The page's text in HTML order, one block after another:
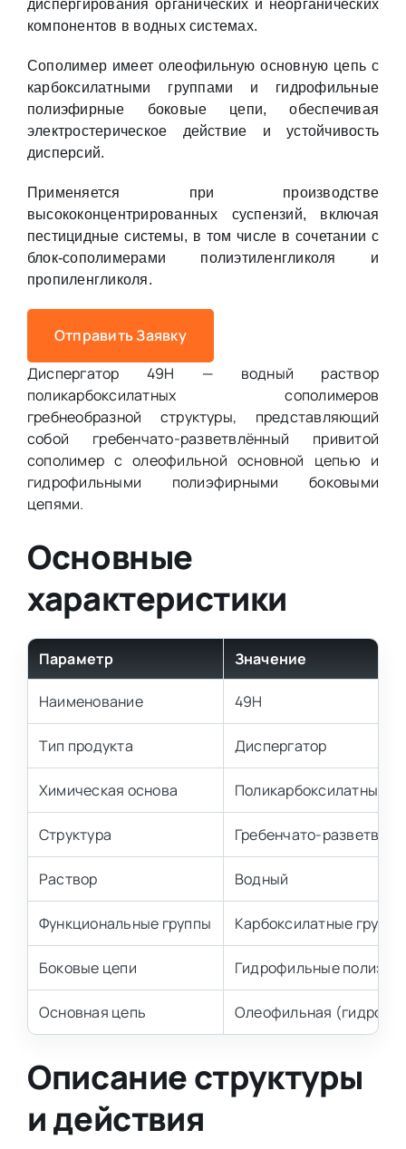
диспергирования органических и неорганических
компонентов в водных системах.
Сополимер имеет олеофильную основную цепь с
карбоксилатными группами и гидрофильные
полиэфирные боковые цепи, обеспечивая
электростерическое действие и устойчивость
дисперсий.
Применяется при производстве
высококонцентрированных суспензий, включая
пестицидные системы, в том числе в сочетании с
блок-сополимерами полиэтиленгликоля и
пропиленгликоля.
Отправить Заявку
Диспергатор 49Н — водный раствор
поликарбоксилатных сополимеров
гребнеобразной структуры, представляющий
собой гребенчато-разветвлённый привитой
сополимер с олеофильной основной цепью и
гидрофильными полиэфирными боковыми
цепями.
Основные
характеристики
Параметр Значение
Наименование 49Н
Тип продукта Диспергатор
Химическая основа Поликарбоксилатные
Структура Гребенчато-
Раствор Водный
Функциональные группы Карбоксилатные группы
Боковые цепи Гидрофильные
Основная цепь Олеофильная
Описание структуры
и действия